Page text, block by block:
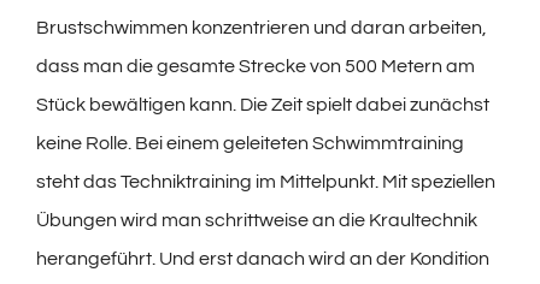
Brustschwimmen konzentrieren und daran arbeiten,
dass man die gesamte Strecke von 500 Metern am
Stück bewältigen kann. Die Zeit spielt dabei zunächst
keine Rolle. Bei einem geleiteten Schwimmtraining
steht das Techniktraining im Mittelpunkt. Mit speziellen
Übungen wird man schrittweise an die Kraultechnik
herangeführt. Und erst danach wird an der Kondition